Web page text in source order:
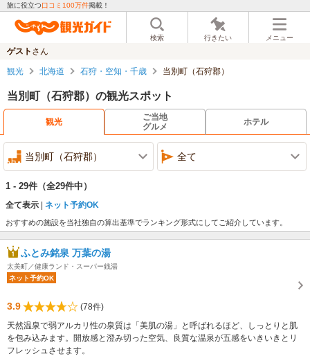
旅に役立つ口コミ100万件掲載！
検索 行きたい メニュー
ゲスト さん
観光 北海道 石狩・空知・千歳 当別町（石狩郡）
当別町（石狩郡）の観光スポット
観光
ご当地
グルメ
ホテル
当別町（石狩郡） 全て
1 - 29件 （全29件中）
全て表示 ネット予約OK
おすすめの施設を当社独自の算出基準でランキング形式にしてご紹介しています。
ふとみ銘泉 万葉の湯
太美町／健康ランド・スーパー銭湯
ネット予約OK
3.9
(78件)
天然温泉で弱アルカリ性の泉質は「美肌の湯」と呼ばれるほど、しっとりと肌
を包み込みます。開放感と澄み切った空気、良質な温泉が五感をいきいきとリ
フレッシュさせます。